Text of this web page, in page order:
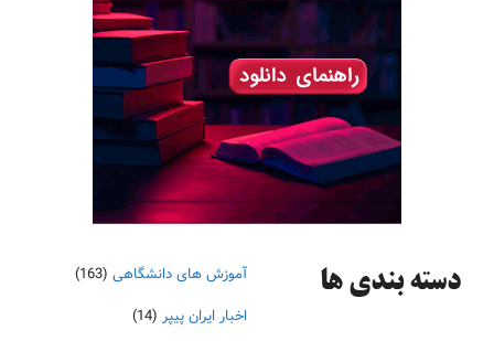
دسته‌ بندی ها آموزش های دانشگاهی (163)
اخبار ایران پیپر (14)